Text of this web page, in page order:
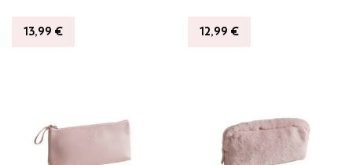
13,99 € 12,99 €